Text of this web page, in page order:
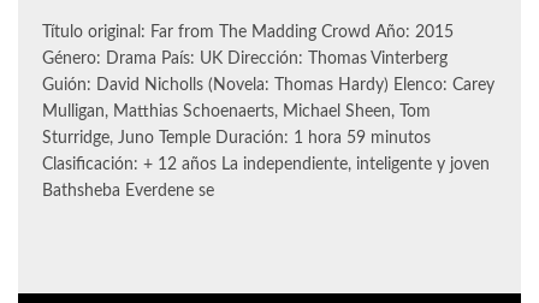
Título original: Far from The Madding Crowd Año: 2015
Género: Drama País: UK Dirección: Thomas Vinterberg
Guión: David Nicholls (Novela: Thomas Hardy) Elenco: Carey
Mulligan, Matthias Schoenaerts, Michael Sheen, Tom
Sturridge, Juno Temple Duración: 1 hora 59 minutos
Clasificación: + 12 años La independiente, inteligente y joven
Bathsheba Everdene se